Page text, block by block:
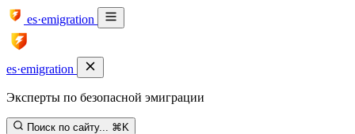
es·emigration
es·emigration
Эксперты по безопасной эмиграции
Поиск по сайту... ⌘K